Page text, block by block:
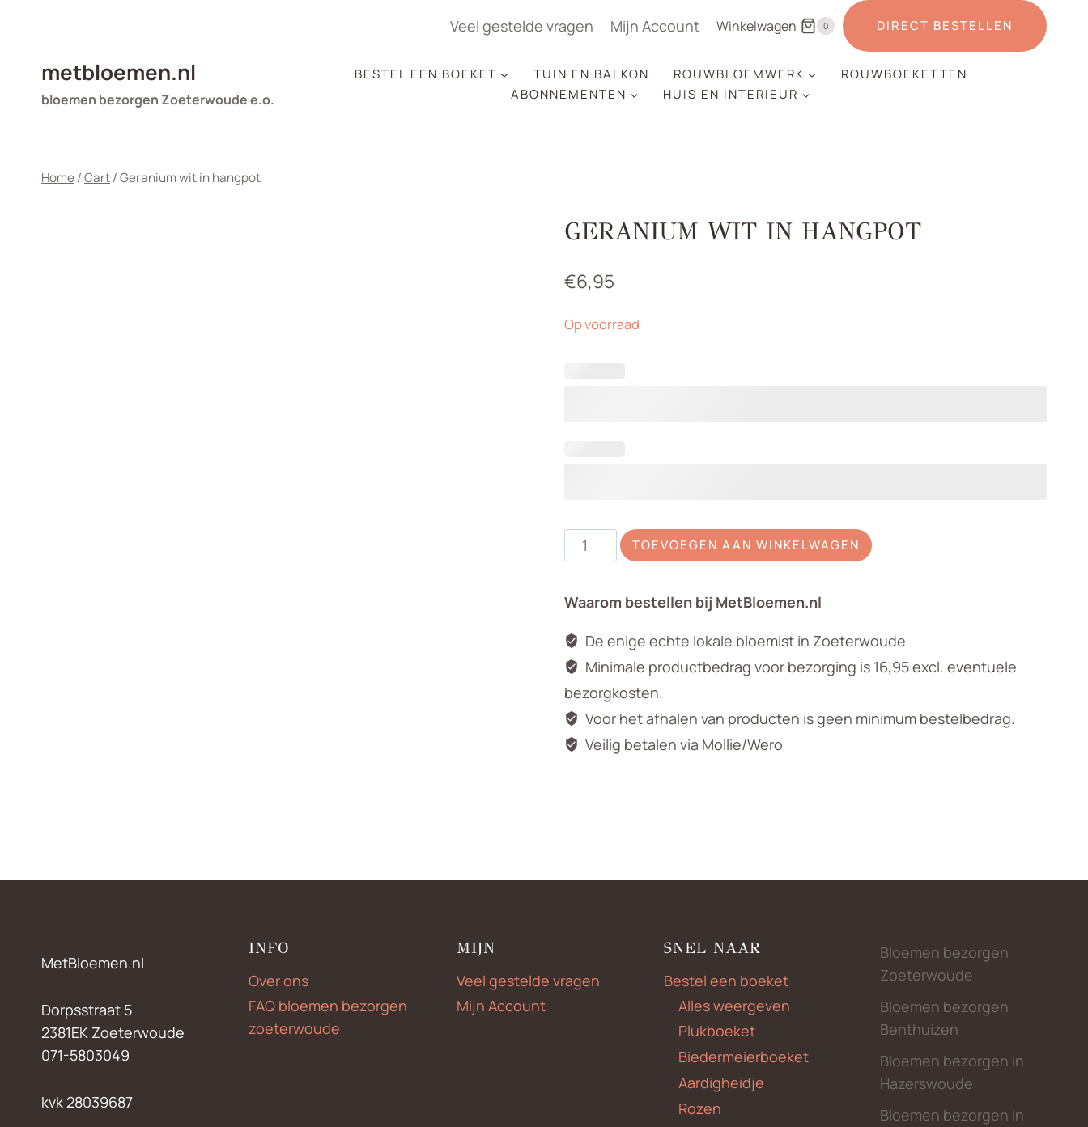
Veel gestelde vragen Mijn Account Winkelwagen 0 DIRECT BESTELLEN
metbloemen.nl
bloemen bezorgen Zoeterwoude e.o.
BESTEL EEN BOEKET TUIN EN BALKON ROUWBLOEMWERK
ROUWBOEKETTEN
ABONNEMENTEN
HUIS EN INTERIEUR
Home/Cart/Geranium wit in hangpot
GERANIUM WIT IN HANGPOT
€6,95
Op voorraad
Geranium
wit
hangpot
aantal
TOEVOEGEN AAN WINKELWAGEN
Waarom bestellen bij MetBloemen.nl
De enige echte lokale bloemist in Zoeterwoude
Minimale productbedrag voor bezorging is 16,95 excl. eventuele
bezorgkosten.
Voor het afhalen van producten is geen minimum bestelbedrag.
Veilig betalen via Mollie/Wero
MetBloemen.nl
Dorpsstraat 5
2381EK Zoeterwoude
071-5803049
kvk 28039687
INFO
Over ons
FAQ bloemen bezorgen
zoeterwoude
MIJN
Veel gestelde vragen
Mijn Account
SNEL NAAR
Bestel een boeket
Alles weergeven
Plukboeket
Biedermeierboeket
Aardigheidje
Rozen
Bloemen bezorgen
Zoeterwoude
Bloemen bezorgen
Benthuizen
Bloemen bezorgen in
Hazerswoude
Bloemen bezorgen in